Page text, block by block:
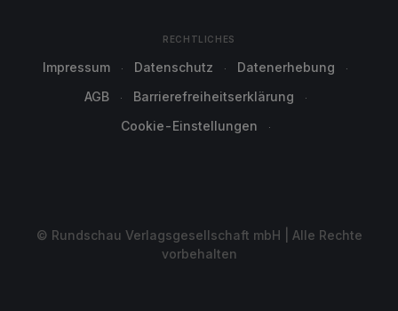
RECHTLICHES
Impressum Datenschutz
Datenerhebung
AGB
Barrierefreiheitserklärung
Cookie-Einstellungen
© Rundschau Verlagsgesellschaft mbH | Alle Rechte
vorbehalten